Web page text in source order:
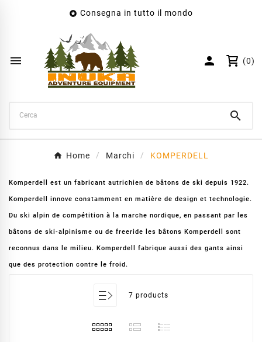
 Consegna in tutto il mondo
  (0)

Home Marchi KOMPERDELL
Komperdell est un fabricant autrichien de bâtons de ski depuis 1922.
Komperdell innove constamment en matière de design et technologie.
Du ski alpin de compétition à la marche nordique, en passant par les
bâtons de ski-alpinisme ou de freeride les bâtons Komperdell sont
reconnus dans le milieu. Komperdell fabrique aussi des gants ainsi
que des protection contre le froid.
7 products
Nome lista dei desideri